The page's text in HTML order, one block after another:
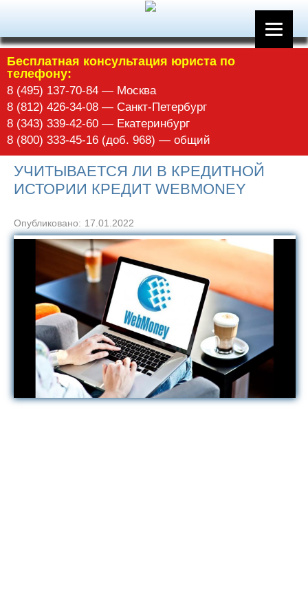
Бесплатная консультация юриста по
телефону:
8 (495) 137-70-84 — Москва
8 (812) 426-34-08 — Санкт-Петербург
8 (343) 339-42-60 — Екатеринбург
8 (800) 333-45-16 (доб. 968) — общий
УЧИТЫВАЕТСЯ ЛИ В КРЕДИТНОЙ
ИСТОРИИ КРЕДИТ WEBMONEY
Опубликовано: 17.01.2022